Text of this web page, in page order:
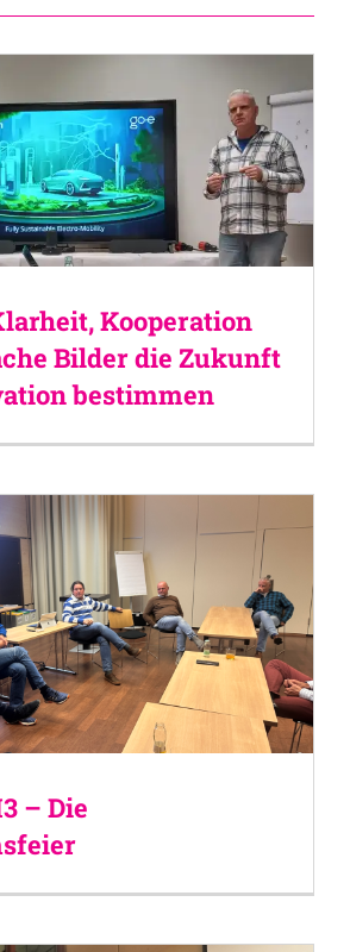
Kooperation
Bilder die Zukunft
bestimmen
– Die